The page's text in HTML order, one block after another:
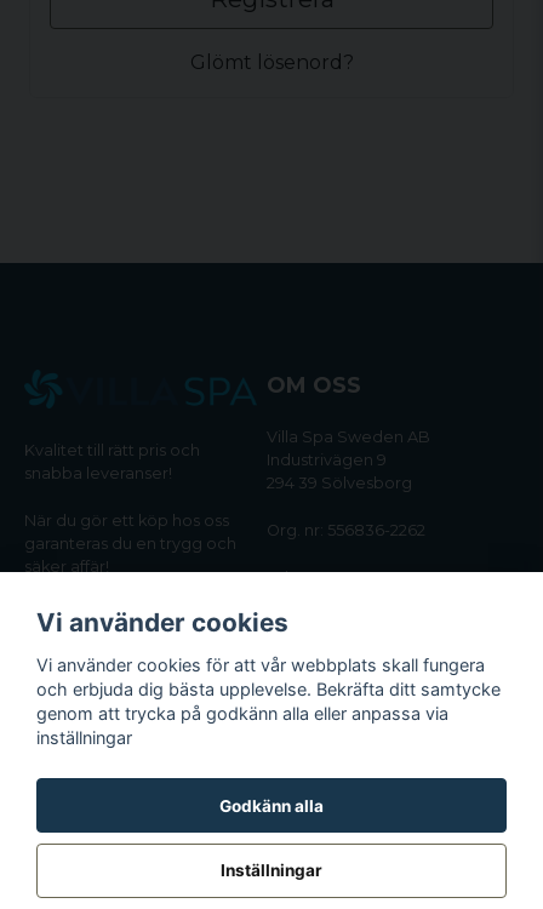
Glömt lösenord?
Kvalitet till rätt pris och
snabba leveranser!
När du gör ett köp hos oss
garanteras du en trygg och
säker affär!
OM OSS
Villa Spa Sweden AB
Industrivägen 9
294 39 Sölvesborg
Org. nr: 556836-2262
Tel:0456-405566
Email:
INFORMATION
Om oss
Integritetspolicy
Vi använder cookies
Vi använder cookies för att vår webbplats skall fungera
och erbjuda dig bästa upplevelse. Bekräfta ditt samtycke
genom att trycka på godkänn alla eller anpassa via
inställningar
Godkänn alla
Inställningar